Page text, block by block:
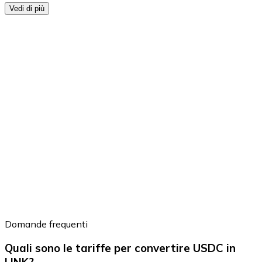
Vedi di più
Domande frequenti
Quali sono le tariffe per convertire USDC in